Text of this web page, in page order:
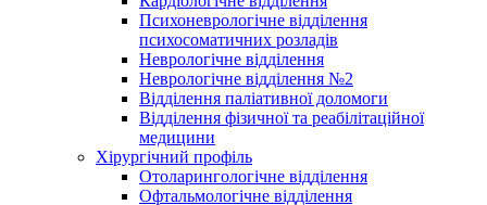
Психоневрологічне відділення
психосоматичних розладів
Неврологічне відділення
Неврологічне відділення №2
Відділення паліативної доломоги
Відділення фізичної та реабілітаційної
медицини
Хірургічний профіль
Отоларингологічне відділення
Офтальмологічне відділення